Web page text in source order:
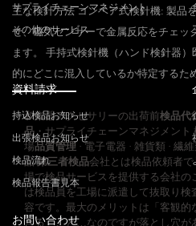
主な検針方法 コンベア式検針機: 製品
せ、磁気センサーで金属反応をチェッ
ます。 手持式検針機（ハンド検針器
的にどこに混入しているか特定するた
和楽器アクセサリーの出荷前検品代
品 ・サプライチェーンマネジメン
場品質管理· 電子電器 · 雑貨類 · 繊
品第三者検品会社とは検品依頼者
場で検品サービスを提供する会社
は検品員を工場に派遣して抜取り
容です。最大のメリットは「客観
きる」こと…なのですが落とし穴が
サプライチェーンマネジメント
その他のサービス
資料請求
持込検品お知らせ
出張検品お知らせ
検品流れ
検品報告書見本
お問い合わせ